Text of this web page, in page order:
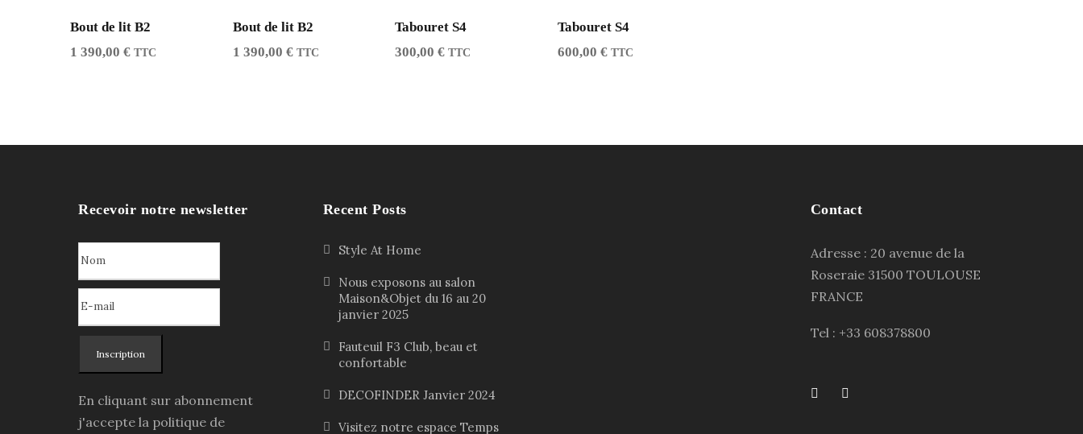
Bout de lit B2
1 390,00 € TTC
Bout de lit B2
1 390,00 € TTC
Tabouret S4
300,00€ TTC
Tabouret S4
600,00 € TTC
Recevoir notre newsletter
Inscription
En cliquant sur abonnement
j'accepte la politique de
Recent Posts
Style At Home
Nous exposons au salon
Maison&Objet du 16 au 20
janvier 2025
Fauteuil F3 Club, beau et
confortable
DECOFINDER Janvier 2024
Visitez notre espace Temps
Contact
Adresse : 20 avenue de la
Roseraie 31500 TOULOUSE
FRANCE
Tel : +33 608378800